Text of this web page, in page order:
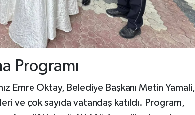
Programı
Emre Oktay, Belediye Başkanı Metin Yamali,
ve çok sayıda vatandaş katıldı. Program,